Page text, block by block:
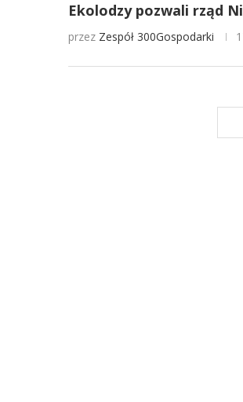
Ekolodzy pozwali rząd
przez Zespół 300Gospodarki